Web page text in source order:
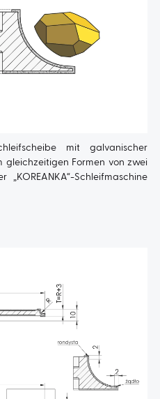
mit galvanischer
gleichzeitigen Formen von zwei
Schleifmaschine